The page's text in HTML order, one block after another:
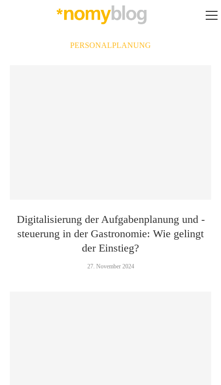
PERSONALPLANUNG
Digitalisierung der Aufgabenplanung und -
steuerung in der Gastronomie: Wie gelingt
der Einstieg?
27. November 2024